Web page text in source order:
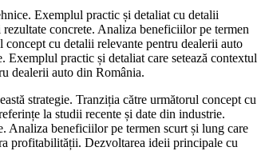
Exemplul practic și detaliat cu detalii
concrete. Analiza beneficiilor pe termen
cu detalii relevante pentru dealerii auto
practic și detaliat care setează contextul
dealerii auto din România.
strategie. Tranziția către următorul concept cu
la studii recente și date din industrie.
Analiza beneficiilor pe termen scurt și lung care
profitabilității. Dezvoltarea ideii principale cu